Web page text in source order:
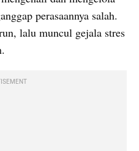
perasaannya salah.
lalu muncul gejala stres